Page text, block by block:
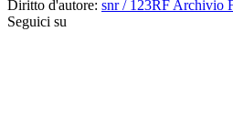
Diritto d'autore: snr / 123RF Archivio
Seguici su